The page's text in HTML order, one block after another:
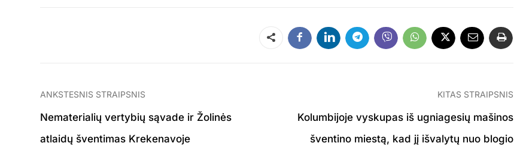
Dalintis
ANKSTESNIS STRAIPSNIS
Nematerialių vertybių sąvade ir Žolinės
atlaidų šventimas Krekenavoje
KITAS STRAIPSNIS
Kolumbijoje vyskupas iš ugniagesių mašinos
šventino miestą, kad jį išvalytų nuo blogio